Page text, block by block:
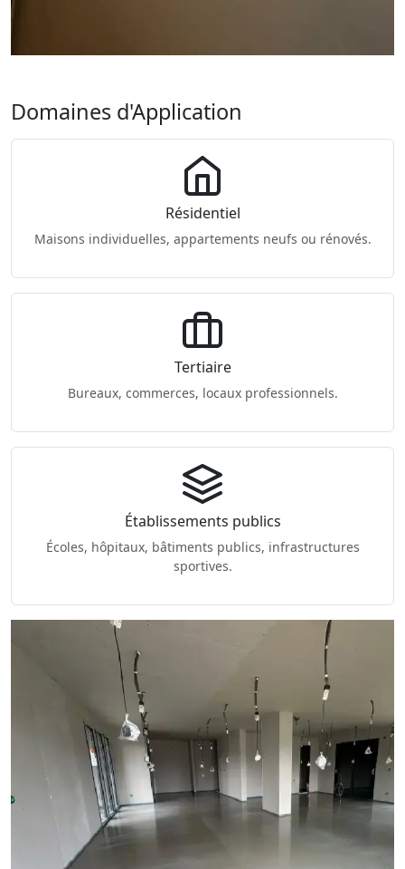
Domaines d'Application
Résidentiel
Maisons individuelles, appartements neufs ou rénovés.
Tertiaire
Bureaux, commerces, locaux professionnels.
Établissements publics
Écoles, hôpitaux, bâtiments publics, infrastructures
sportives.